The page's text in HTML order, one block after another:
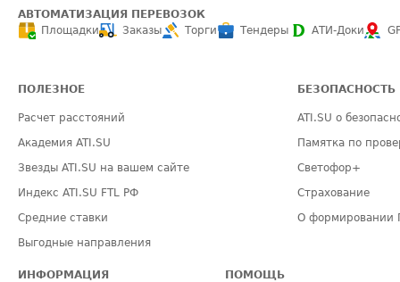
АВТОМАТИЗАЦИЯ ПЕРЕВОЗОК
Площадки
Заказы Торги Тендеры АТИ-Доки
ПОЛЕЗНОЕ
Расчет расстояний
Академия ATI.SU
Звезды ATI.SU на вашем сайте
Индекс ATI.SU FTL РФ
Средние ставки
Выгодные направления
БЕЗОПАСНОСТЬ
ATI.SU о
Памятка по
Светофор+
Страхование
О формировании
ИНФОРМАЦИЯ ПОМОЩЬ